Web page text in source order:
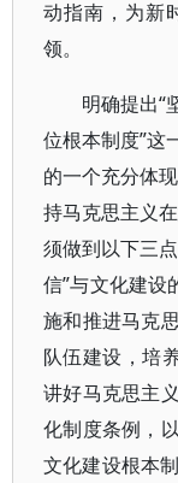
动指南，为新
领。
明确提出“
位根本制度”这
的一个充分体
持马克思主义
须做到以下三
信”与文化建设
施和推进马克
队伍建设，培
讲好马克思主
化制度条例，
文化建设根本